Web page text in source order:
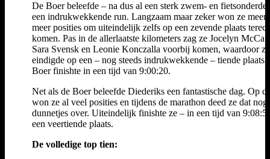
De Boer beleefde – na dus al een sterk zwem- en
een indrukwekkende run. Langzaam maar zeker won ze meer
meer posities om uiteindelijk zelfs op een zevende plaats
komen. Pas in de allerlaatste kilometers zag ze Jocelyn
Sara Svensk en Leonie Konczalla voorbij komen, waardoor ze
eindigde op een – nog steeds indrukwekkende – tiende plaats.
Boer finishte in een tijd van 9:00:20.
Net als de Boer beleefde Diederiks een fantastische dag. Op
won ze al veel posities en tijdens de marathon deed ze dat nog
dunnetjes over. Uiteindelijk finishte ze – in een tijd van
een veertiende plaats.
De volledige top tien: